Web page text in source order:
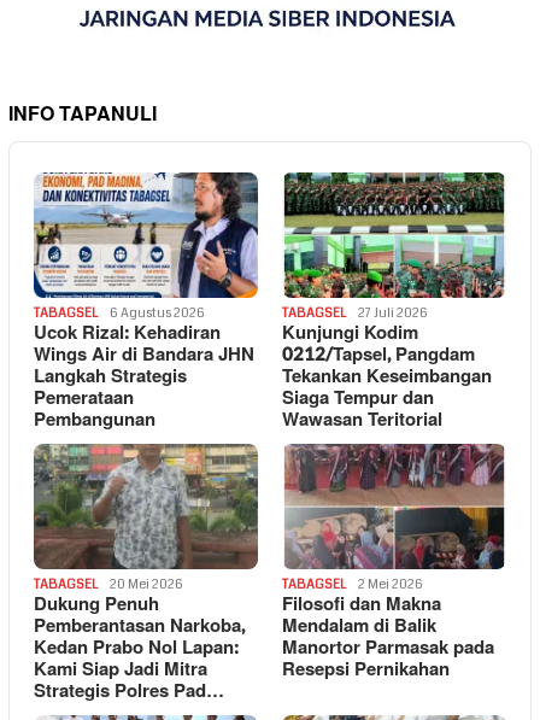
INFO TAPANULI
TABAGSEL 6 Agustus 2026
Ucok Rizal: Kehadiran
Wings Air di Bandara JHN
Langkah Strategis
Pemerataan
Pembangunan
TABAGSEL 27 Juli 2026
Kunjungi Kodim
0212/Tapsel, Pangdam
Tekankan Keseimbangan
Siaga Tempur dan
Wawasan Teritorial
TABAGSEL 20 Mei 2026
Dukung Penuh
Pemberantasan Narkoba,
Kedan Prabo Nol Lapan:
Kami Siap Jadi Mitra
Strategis Polres Pad…
TABAGSEL 2 Mei 2026
Filosofi dan Makna
Mendalam di Balik
Manortor Parmasak pada
Resepsi Pernikahan